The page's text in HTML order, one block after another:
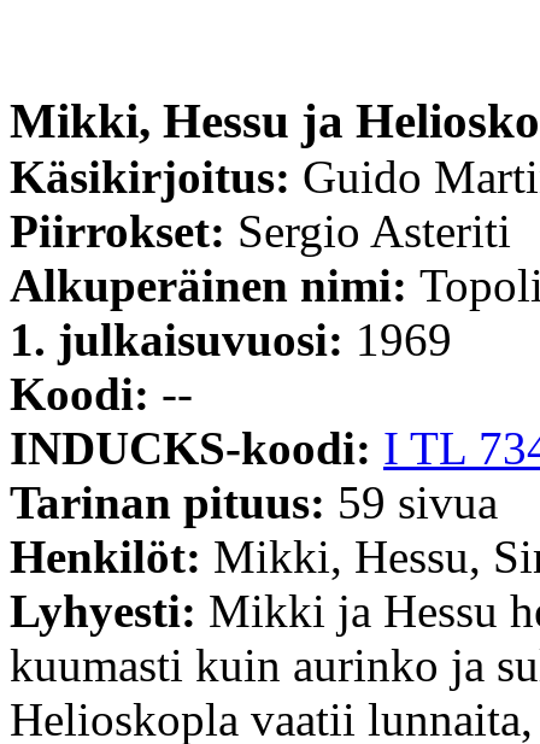
Mikki, Hessu ja
Käsikirjoitus: Guido
Piirrokset: Sergio Asteriti
Alkuperäinen nimi:
1. julkaisuvuosi: 1969
Koodi: --
INDUCKS-koodi: I TL
Tarinan pituus: 59 sivua
Henkilöt: Mikki, Hessu,
Lyhyesti: Mikki ja Hessu
kuumasti kuin aurinko ja
Helioskopla vaatii